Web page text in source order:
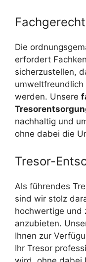
Die
erfordert
sicherzustellen,
werden. Unsere
nachhaltig und
ohne dabei die
Tresor-
Als führendes
sind wir stolz
hochwertige und
anzubieten.
Ihnen zur
Ihr Tresor